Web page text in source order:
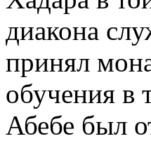
диакона
принял
обучения в
Абебе был